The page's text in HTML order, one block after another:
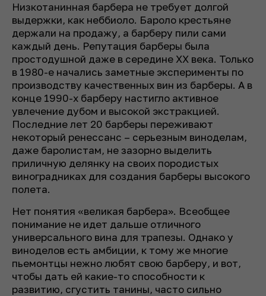
Низкотанинная барбера не требует долгой
выдержки, как неббиоло. Бароло крестьяне
держали на продажу, а барберу пили сами
каждый день. Репутация барберы была
простодушной даже в середине XX века. Только
в 1980-е начались заметные эксперименты по
производству качественных вин из барберы. А в
конце 1990-х барберу настигло активное
увлечение дубом и высокой экстракцией.
Последние лет 20 барберы переживают
некоторый ренессанс – серьезным виноделам,
даже баролистам, не зазорно выделить
приличную делянку на своих породистых
виноградниках для создания барберы высокого
полета.
Нет понятия «великая барбера». Всеобщее
понимание не идет дальше отличного
универсального вина для трапезы. Однако у
виноделов есть амбиции, к тому же многие
пьемонтцы нежно любят свою барберу, и вот,
чтобы дать ей какие-то способности к
развитию, сгустить танины, часто сильно